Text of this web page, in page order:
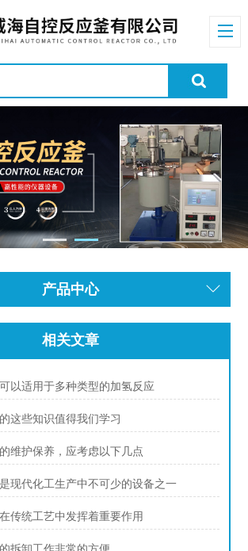
产品中心
相关文章
以适用于多种类型的加氢反应
这些知识值得我们学习
维护保养，应考虑以下几点
现代化工生产中不可少的设备之一
传统工艺中发挥着重要作用